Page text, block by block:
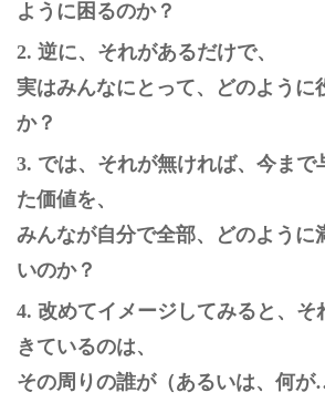
ように困るのか？
2. 逆に、それがあるだけで、
実はみんなにとって、どのように
か？
3. では、それが無ければ、今まで
た価値を、
みんなが自分で全部、どのように
いのか？
4. 改めてイメージしてみると、そ
きているのは、
その周りの誰が（あるいは、何